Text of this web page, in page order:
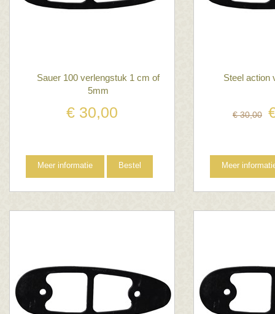
Sauer 100 verlengstuk 1 cm of
5mm
€ 30,00
Meer informatie Bestel
Steel action
€ 30,00
Meer